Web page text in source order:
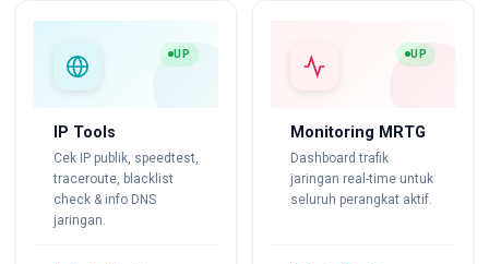
UP
IP Tools
Cek IP publik, speedtest,
traceroute, blacklist
check & info DNS
jaringan.
UP
Monitoring MRTG
Dashboard trafik
jaringan real-time untuk
seluruh perangkat aktif.